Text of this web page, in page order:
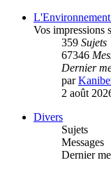
Vos impressions
359 Sujets
67346
Dernier
par
2 août
Divers
Sujets
Messages
Dernier